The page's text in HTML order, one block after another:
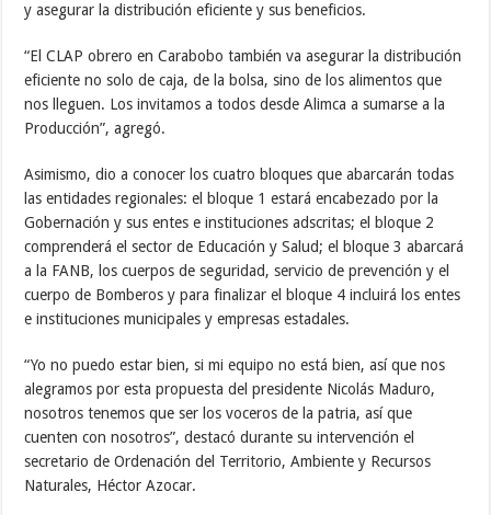
y asegurar la distribución eficiente y sus beneficios.
“El CLAP obrero en Carabobo también va asegurar la distribución
eficiente no solo de caja, de la bolsa, sino de los alimentos que
nos lleguen. Los invitamos a todos desde Alimca a sumarse a la
Producción”, agregó.
Asimismo, dio a conocer los cuatro bloques que abarcarán todas
las entidades regionales: el bloque 1 estará encabezado por la
Gobernación y sus entes e instituciones adscritas; el bloque 2
comprenderá el sector de Educación y Salud; el bloque 3 abarcará
a la FANB, los cuerpos de seguridad, servicio de prevención y el
cuerpo de Bomberos y para finalizar el bloque 4 incluirá los entes
e instituciones municipales y empresas estadales.
“Yo no puedo estar bien, si mi equipo no está bien, así que nos
alegramos por esta propuesta del presidente Nicolás Maduro,
nosotros tenemos que ser los voceros de la patria, así que
cuenten con nosotros”, destacó durante su intervención el
secretario de Ordenación del Territorio, Ambiente y Recursos
Naturales, Héctor Azocar.